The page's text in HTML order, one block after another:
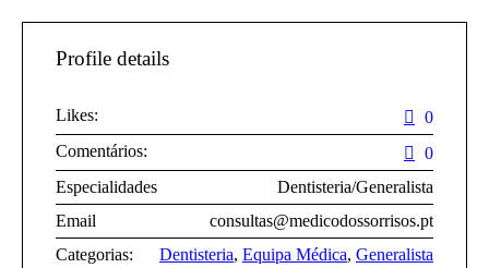
Profile details
Likes:
0
Comentários:
0
Especialidades
Dentisteria/Generalista
Email
consultas@medicodossorrisos.pt
Categorias:
Dentisteria, Equipa Médica, Generalista